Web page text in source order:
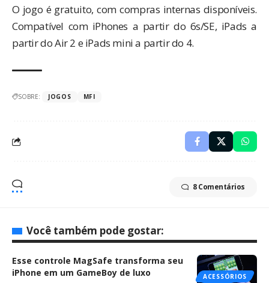
O jogo é gratuito, com compras internas disponíveis.
Compatível com iPhones a partir do 6s/SE, iPads a
partir do Air 2 e iPads mini a partir do 4.
SOBRE: JOGOS MFI
8 Comentários
Você também pode gostar:
ACESSÓRIOS
Esse controle MagSafe transforma seu
iPhone em um GameBoy de luxo